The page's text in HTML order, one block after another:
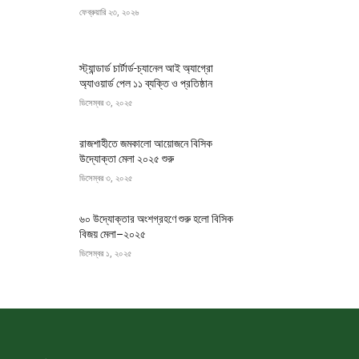
ফেব্রুয়ারি ২৩, ২০২৬
স্ট্যান্ডার্ড চার্টার্ড-চ্যানেল আই অ্যাগ্রো
অ্যাওয়ার্ড পেল ১১ ব্যক্তি ও প্রতিষ্ঠান
ডিসেম্বর ৩, ২০২৫
রাজশাহীতে জমকালো আয়োজনে বিসিক
উদ্যোক্তা মেলা ২০২৫ শুরু
ডিসেম্বর ৩, ২০২৫
৬০ উদ্যোক্তার অংশগ্রহণে শুরু হলো বিসিক
বিজয় মেলা–২০২৫
ডিসেম্বর ১, ২০২৫